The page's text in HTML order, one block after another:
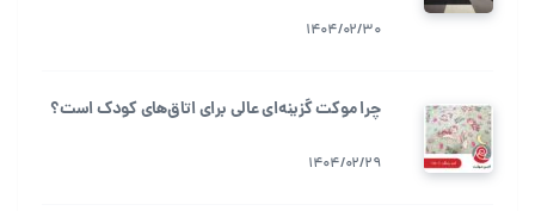
1404/02/30
چرا موکت گزینه‌ای عالی برای اتاق‌های کودک است؟
1404/02/29